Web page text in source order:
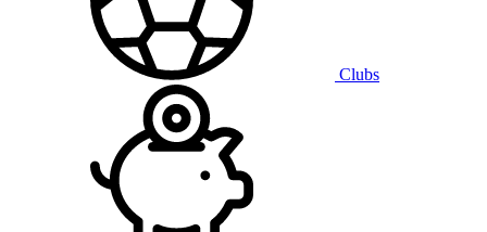
Clubs